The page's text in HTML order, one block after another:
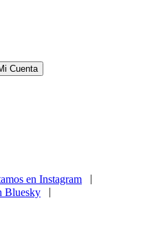
Cuenta
|
|